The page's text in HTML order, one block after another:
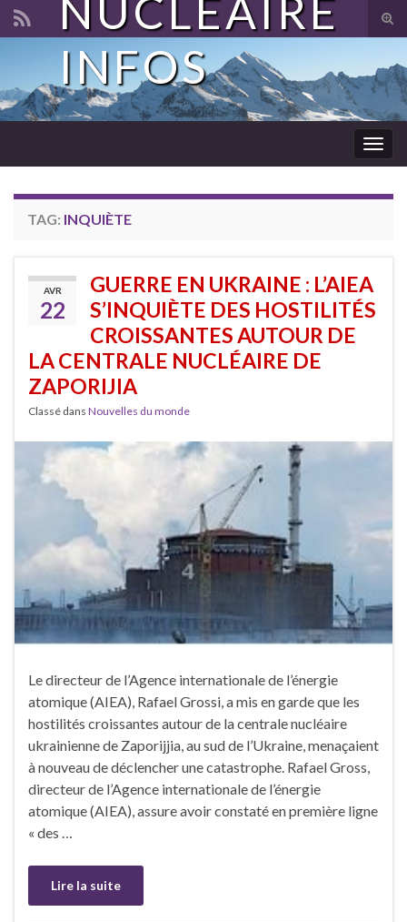
Search for:
NUCLÉAIRE
INFOS
TAG: INQUIÈTE
AVR
22
GUERRE EN UKRAINE : L’AIEA
S’INQUIÈTE DES HOSTILITÉS
CROISSANTES AUTOUR DE
LA CENTRALE NUCLÉAIRE DE
ZAPORIJIA
Classé dans Nouvelles du monde
Le directeur de l’Agence internationale de l’énergie
atomique (AIEA), Rafael Grossi, a mis en garde que les
hostilités croissantes autour de la centrale nucléaire
ukrainienne de Zaporijjia, au sud de l’Ukraine, menaçaient
à nouveau de déclencher une catastrophe. Rafael Gross,
directeur de l’Agence internationale de l’énergie
atomique (AIEA), assure avoir constaté en première ligne
« des …
Lire la suite